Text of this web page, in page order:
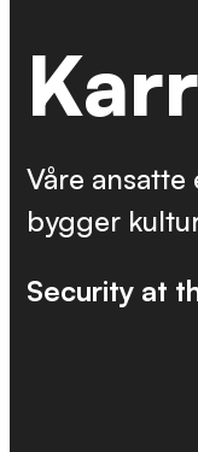
Våre
bygger
Security at